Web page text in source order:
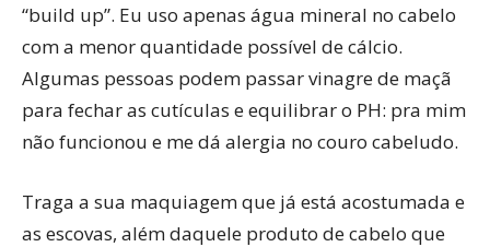
“build up”. Eu uso apenas água mineral no cabelo
com a menor quantidade possível de cálcio.
Algumas pessoas podem passar vinagre de maçã
para fechar as cutículas e equilibrar o PH: pra mim
não funcionou e me dá alergia no couro cabeludo.
Traga a sua maquiagem que já está acostumada e
as escovas, além daquele produto de cabelo que